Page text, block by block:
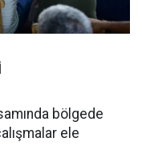
bölgede
ele